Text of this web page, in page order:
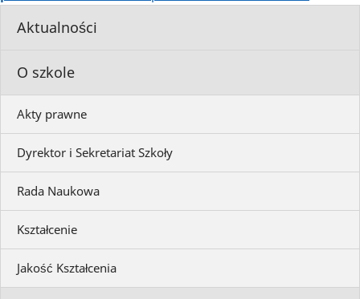
Aktualności
O szkole
Akty prawne
Dyrektor i Sekretariat Szkoły
Rada Naukowa
Kształcenie
Jakość Kształcenia